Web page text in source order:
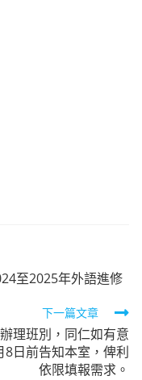
至2025年外語進修
下一篇文章
理班別，同仁如有意
日前告知本室，俾利
依限填報需求。